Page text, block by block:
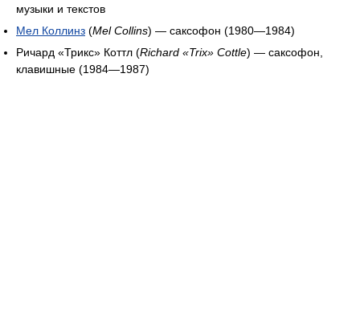
музыки и текстов
Мел Коллинз (Mel Collins) — саксофон (1980—1984)
Ричард «Трикс» Коттл (Richard «Trix» Cottle) — саксофон,
клавишные (1984—1987)